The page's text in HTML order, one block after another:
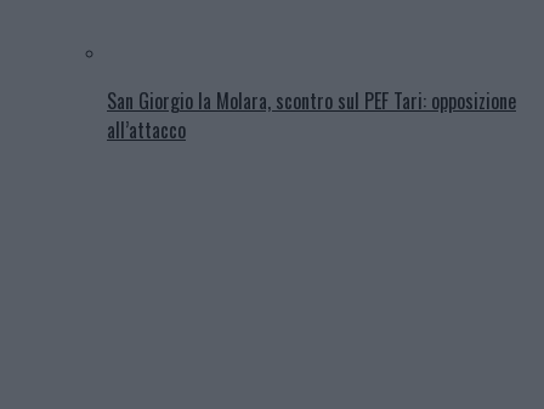
San Giorgio la Molara, scontro sul PEF Tari: opposizione
all’attacco